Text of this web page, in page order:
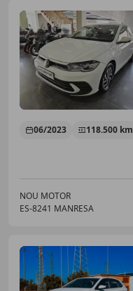
06/2023 118.500 km
NOU MOTOR
ES-8241 MANRESA